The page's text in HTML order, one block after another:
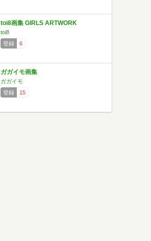
toi8画集 GIRLS ARTWORK
toi8
登録
6
ガガイモ画集
ガガイモ
登録
15